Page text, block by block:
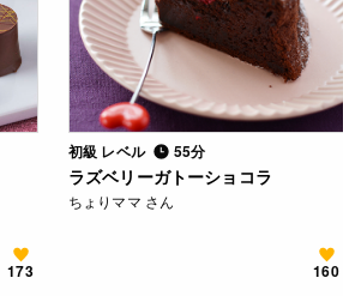
173
初級 レベル 55分
ラズベリーガトーショコラ
ちょりママ さん
160